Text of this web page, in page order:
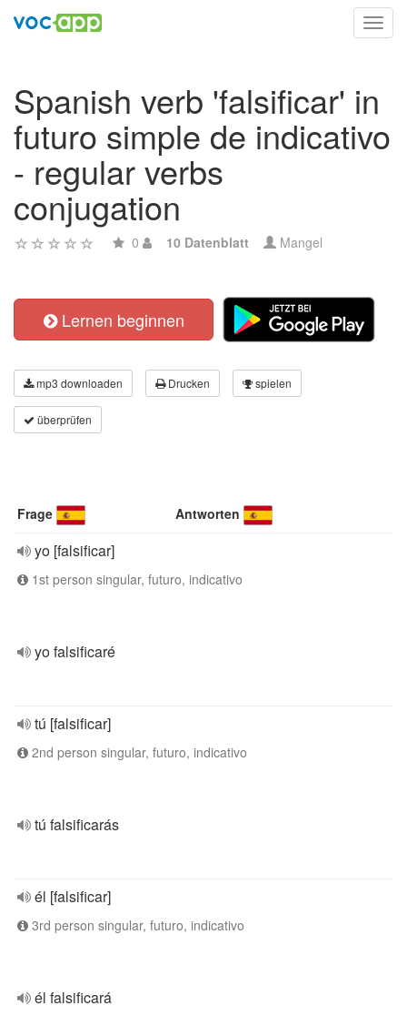
Spanish verb 'falsificar' in
futuro simple de indicativo
- regular verbs
conjugation
0 10 Datenblatt Mangel
Lernen beginnen
mp3 downloaden Drucken spielen
überprüfen
Frage Antworten
yo [falsificar]
1st person singular, futuro, indicativo
yo falsificaré
tú [falsificar]
2nd person singular, futuro, indicativo
tú falsificarás
él [falsificar]
3rd person singular, futuro, indicativo
él falsificará